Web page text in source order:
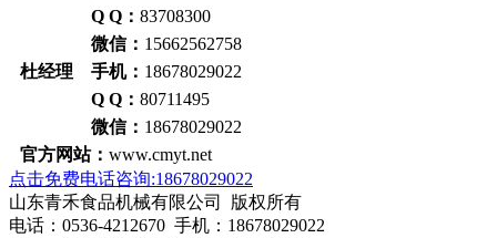
Q Q： 83708300
微信： 15662562758
杜经理 手机： 18678029022
Q Q： 80711495
微信： 18678029022
官方网站： www.cmyt.net
点击免费电话咨询:18678029022
山东青禾食品机械有限公司 版权所有
电话：0536-4212670 手机：18678029022